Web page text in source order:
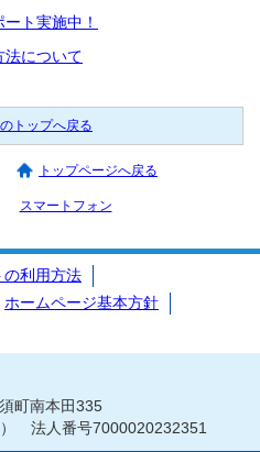
ト実施中！
法について
トップへ戻る
トップページへ戻る
スマートフォン
の利用方法
ホームページ基本方針
町南本田335
法人番号7000020232351